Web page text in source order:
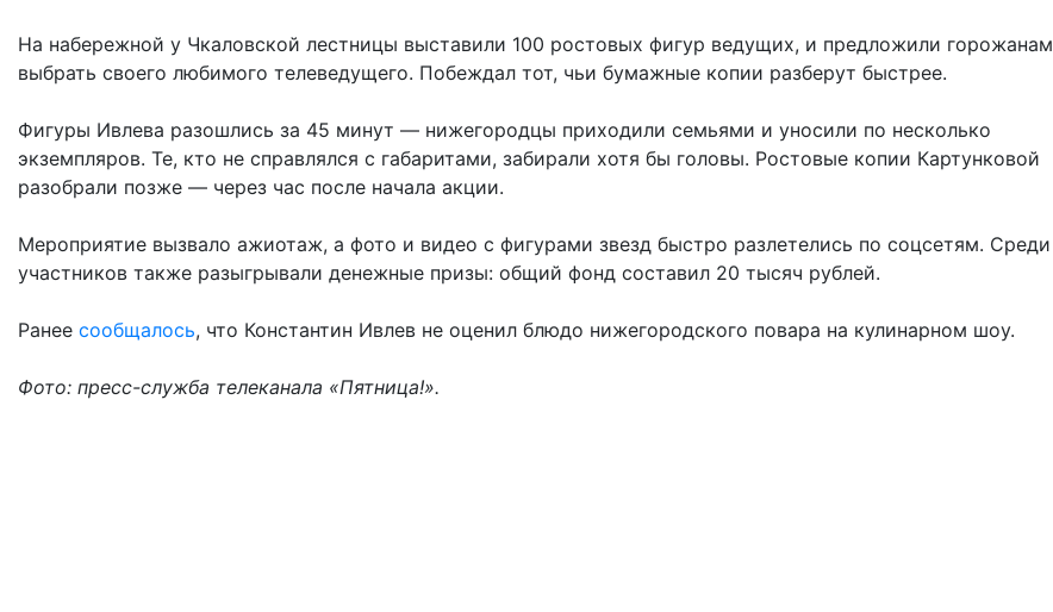
На набережной у Чкаловской лестницы выставили 100 ростовых фигур ведущих, и предложили горожанам
выбрать своего любимого телеведущего. Побеждал тот, чьи бумажные копии разберут быстрее.
Фигуры Ивлева разошлись за 45 минут — нижегородцы приходили семьями и уносили по несколько
экземпляров. Те, кто не справлялся с габаритами, забирали хотя бы головы. Ростовые копии Картунковой
разобрали позже — через час после начала акции.
Мероприятие вызвало ажиотаж, а фото и видео с фигурами звезд быстро разлетелись по соцсетям. Среди
участников также разыгрывали денежные призы: общий фонд составил 20 тысяч рублей.
Ранее сообщалось, что Константин Ивлев не оценил блюдо нижегородского повара на кулинарном шоу.
Фото: пресс-служба телеканала «Пятница!».